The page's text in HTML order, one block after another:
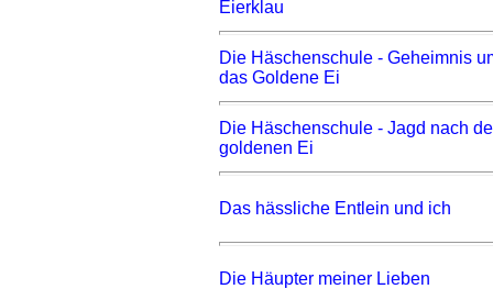
Eierklau
Die Häschenschule - Geheimnis
das Goldene Ei
Die Häschenschule - Jagd nach
goldenen Ei
Das hässliche Entlein und ich
Die Häupter meiner Lieben